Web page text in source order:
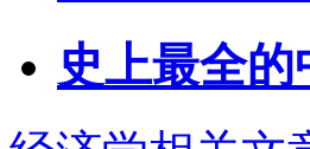
史上最全